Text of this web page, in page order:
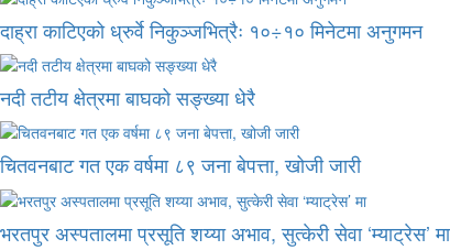
दाह्रा काटिएको ध्रुर्वे निकुञ्जभित्रैः १०÷१० मिनेटमा अनुगमन
नदी तटीय क्षेत्रमा बाघको सङ्ख्या धेरै
चितवनबाट गत एक वर्षमा ८९ जना बेपत्ता, खोजी जारी
भरतपुर अस्पतालमा प्रसूति शय्या अभाव, सुत्केरी सेवा ‘म्याट्रेस’ मा